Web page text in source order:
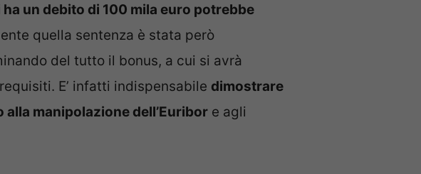
ha un debito di 100 mila euro potrebbe
quella sentenza è stata però
del tutto il bonus, a cui si avrà
E’ infatti indispensabile dimostrare
manipolazione dell’Euribor e agli